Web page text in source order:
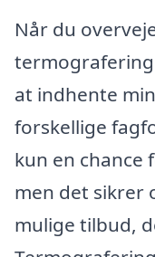
Når du
termografering
at indhente
forskellige
kun en chance
men det sikrer
mulige tilbud,